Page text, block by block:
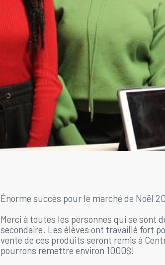
Énorme succès pour le marché de Noël
Merci à toutes les personnes qui se sont
secondaire. Les élèves ont travaillé fort
vente de ces produits seront remis à
pourrons remettre environ 1000$!